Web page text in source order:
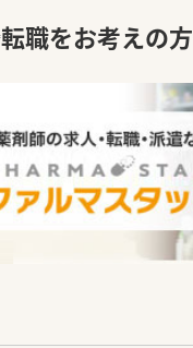
転職をお考えの方